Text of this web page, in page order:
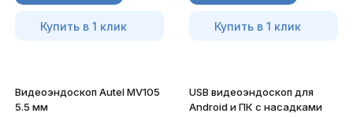
Купить в 1 клик Купить в 1 клик
Видеоэндоскоп Autel MV105
5.5 мм
USB видеоэндоскоп для
Android и ПК с насадками